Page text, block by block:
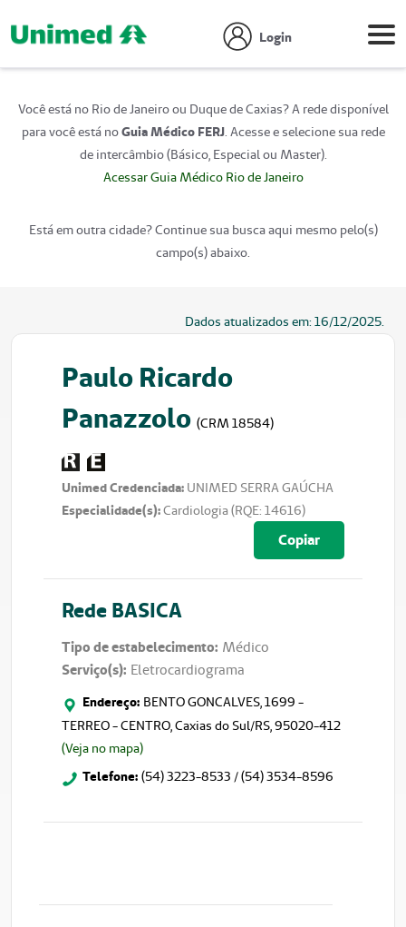
Login
Você está no Rio de Janeiro ou Duque de Caxias? A rede disponível
para você está noGuia Médico FERJ. Acesse e selecione sua rede
de intercâmbio (Básico, Especial ou Master).
Acessar Guia Médico Rio de Janeiro
Está em outra cidade? Continue sua busca aqui mesmo pelo(s)
campo(s) abaixo.
Dados atualizados em: 16/12/2025.
Paulo Ricardo
Panazzolo (CRM 18584)
Unimed Credenciada: UNIMED SERRA GAÚCHA
Especialidade(s):Cardiologia (RQE: 14616)
Copiar
Rede BASICA
Tipo de estabelecimento: Médico
Serviço(s): Eletrocardiograma
Endereço: BENTO GONCALVES, 1699 -
TERREO - CENTRO, Caxias do Sul/RS, 95020-412
(Veja no mapa)
Telefone: (54) 3223-8533 / (54) 3534-8596